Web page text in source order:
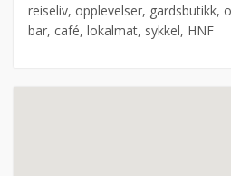
reiseliv, opplevelser, gardsbutikk,
bar, café, lokalmat, sykkel, HNF